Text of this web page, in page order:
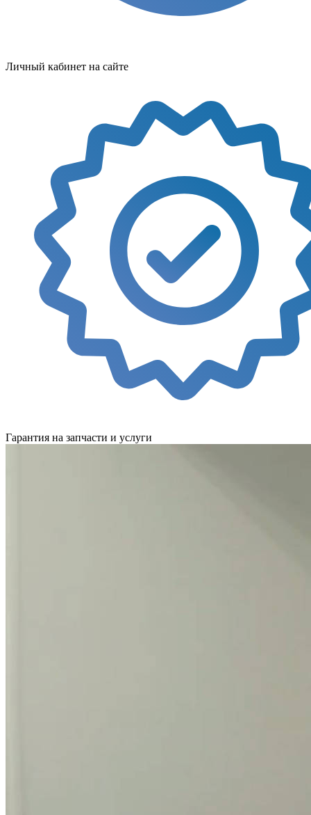
Личный кабинет на сайте
Гарантия на запчасти и услуги